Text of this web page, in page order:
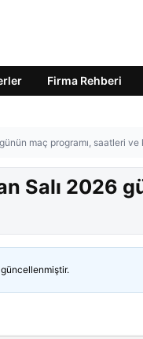
Firma Rehberi
maç programı, saatleri ve
Salı 2026